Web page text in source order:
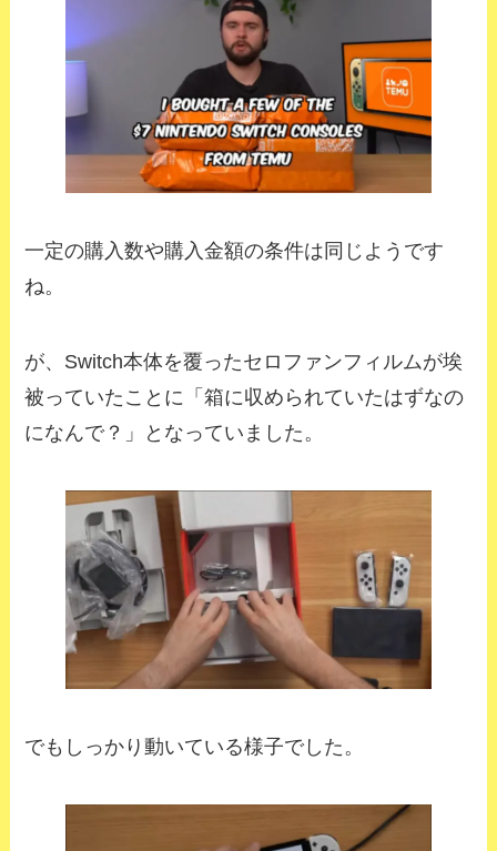
一定の購入数や購入金額の条件は同じようです
ね。
が、Switch本体を覆ったセロファンフィルムが埃
被っていたことに「箱に収められていたはずなの
になんで？」となっていました。
でもしっかり動いている様子でした。